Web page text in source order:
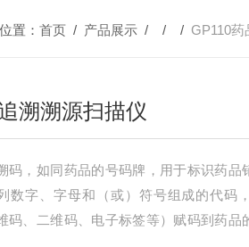
置： 首页 / 产品展示 / / / GP110
溯溯源扫描仪
码，如同药品的号码牌，用于标识药品
数字、字母和（或）符号组成的代码
码、二维码、电子标签等）赋码到药品